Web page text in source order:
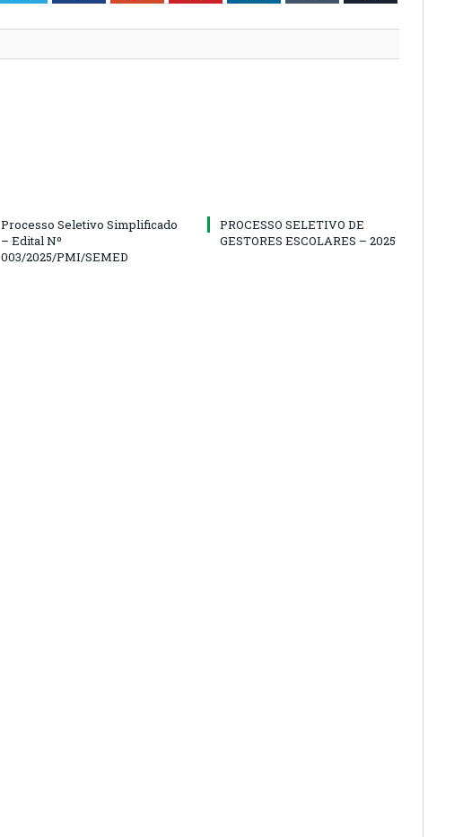
Processo Seletivo Simplificado
– Edital Nº
003/2025/PMI/SEMED
PROCESSO SELETIVO DE
GESTORES ESCOLARES – 2025